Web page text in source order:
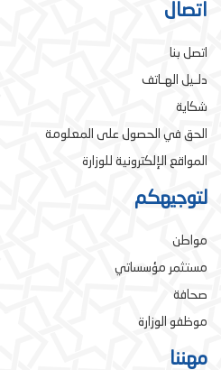
اتصال
اتصل بنا
دلـيل الهـاتف
شكاية
الحق في الحصول على المعلومة
المواقع الإلكترونية للوزارة
لتوجيهكم
مواطن
مستثمر مؤسساتي
صحافة
موظفو الوزارة
مهننا